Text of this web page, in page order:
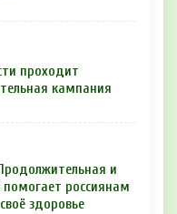
проходит
кампания
и
помогает россиянам
здоровье